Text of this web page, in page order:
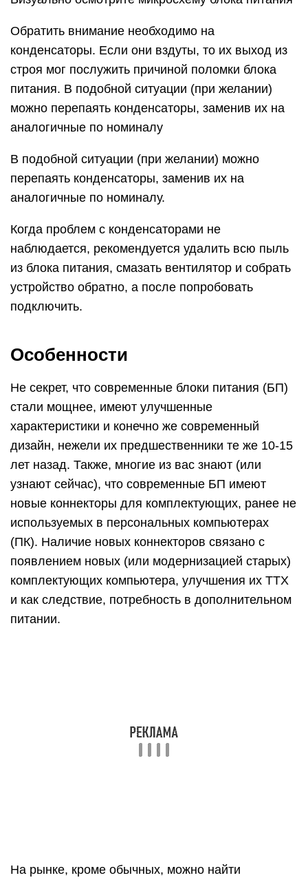
дизайн, нежели их предшественники те же 10-15
лет назад. Также, многие из вас знают (или
узнают сейчас), что современные БП имеют
новые коннекторы для комплектующих, ранее не
используемых в персональных компьютерах
(ПК). Наличие новых коннекторов связано с
появлением новых (или модернизацией старых)
и как следствие, потребность в дополнительном
питании.
На рынке, кроме обычных, можно найти
модульные или частично модульные БП.
Отличительная черта модульного от обычного —
кабели из блока заменены разъемами для
подключения кабелей с коннекторами. Так, вы
можете отключить неиспользуемые кабели в
блоке питания, освободив место в системном
блоке для лучшей вентиляции.
Современный БП соответствует стандартам
сертификации энергоэффективности и
видеокарт, материнских плат, БП содержит
дополнительные провода, контакты и
необходимо подключать нагрузку.